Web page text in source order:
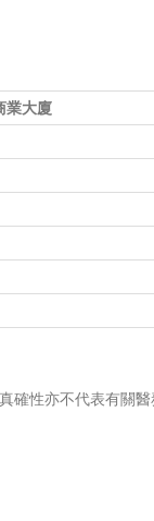
業大廈
確性亦不代表有關